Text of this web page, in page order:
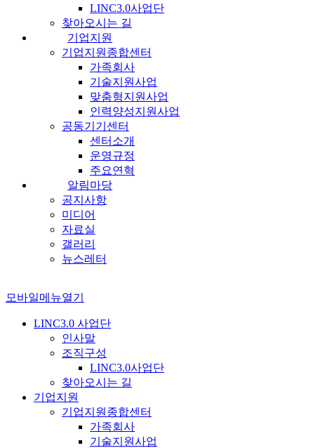
LINC3.0사업단
찾아오시는 길
기업지원
기업지원종합센터
가족회사
기술지원사업
맞춤형지원사업
인력양성지원사업
공동기기센터
센터소개
운영규정
주요연혁
알림마당
공지사항
미디어
자료실
갤러리
뉴스레터
모바일메뉴열기
LINC3.0 사업단
인사말
조직구성
LINC3.0사업단
찾아오시는 길
기업지원
기업지원종합센터
가족회사
기술지원사업